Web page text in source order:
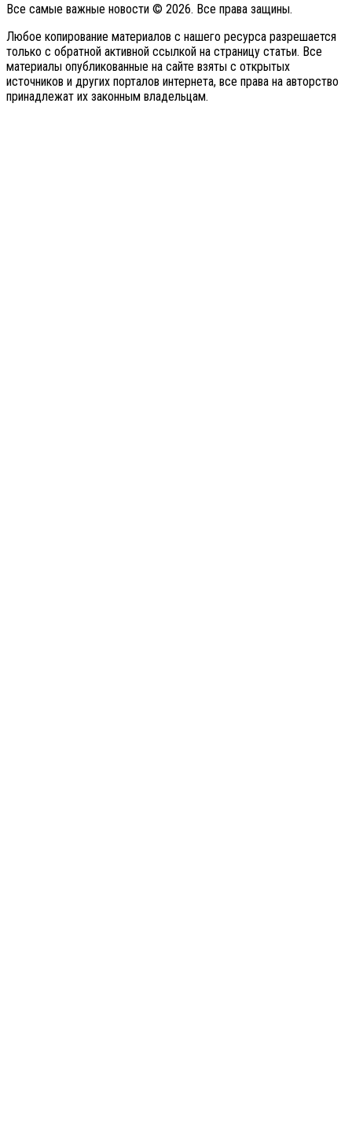
Все самые важные новости © 2026. Все права защины.
Любое копирование материалов с нашего ресурса разрешается
только с обратной активной ссылкой на страницу статьи. Все
материалы опубликованные на сайте взяты с открытых
источников и других порталов интернета, все права на авторство
принадлежат их законным владельцам.